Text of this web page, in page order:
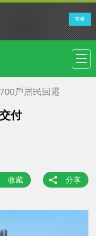
戶居民回遷
付
收藏 分享